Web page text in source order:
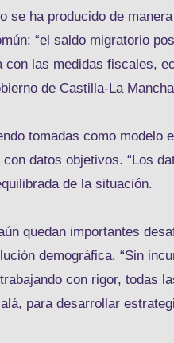
se ha producido de
“el saldo migratorio
las medidas fiscales,
de Castilla-La
tomadas como modelo
datos objetivos. “Los
de la situación.
quedan importantes
demográfica. “Sin
con rigor, todas
para desarrollar